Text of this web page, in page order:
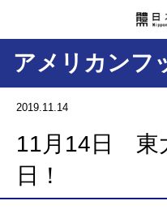
アメリカンフ
2019.11.14
11月14日 東
日！